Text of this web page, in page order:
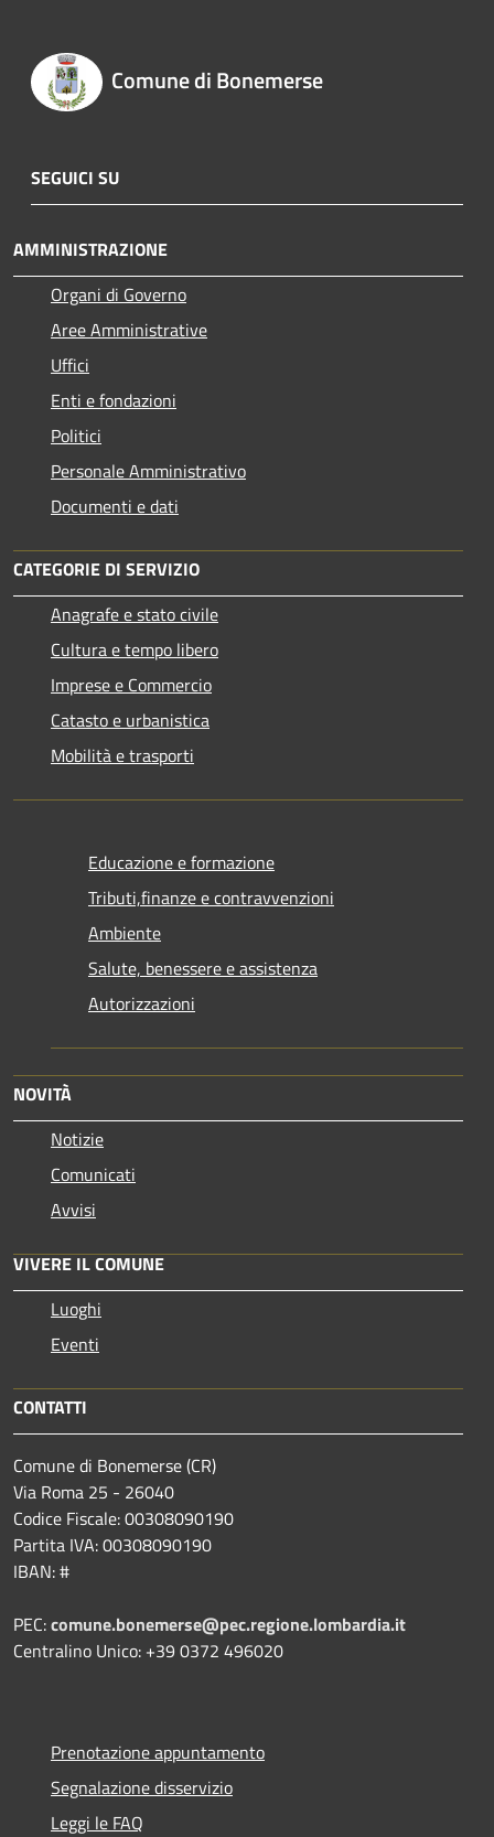
Comune di Bonemerse
SEGUICI SU
AMMINISTRAZIONE
Organi di Governo
Aree Amministrative
Uffici
Enti e fondazioni
Politici
Personale Amministrativo
Documenti e dati
CATEGORIE DI SERVIZIO
Anagrafe e stato civile
Cultura e tempo libero
Imprese e Commercio
Catasto e urbanistica
Mobilità e trasporti
Educazione e formazione
Tributi,finanze e contravvenzioni
Ambiente
Salute, benessere e assistenza
Autorizzazioni
NOVITÀ
Notizie
Comunicati
Avvisi
VIVERE IL COMUNE
Luoghi
Eventi
CONTATTI
Comune di Bonemerse (CR)
Via Roma 25 - 26040
Codice Fiscale: 00308090190
Partita IVA: 00308090190
IBAN: #
PEC:comune.bonemerse@pec.regione.lombardia.it
Centralino Unico: +39 0372 496020
Prenotazione appuntamento
Segnalazione disservizio
Leggi le FAQ